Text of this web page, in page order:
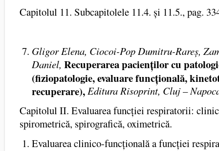
Capitolul 11. Subcapitolele 11.4. și 11.5., pag.
Gligor Elena, Ciocoi-PopDumitru-Rareș,
Daniel, Recuperarea pacienților cu
(fiziopatologie, evaluare funcțională,
recuperare),Editura Risoprint, Cluj –
Capitolul II. Evaluarea funcției respiratorii:
spirometrică, spirografică, oximetrică.
Evaluarea clinico-funcțională a funcției